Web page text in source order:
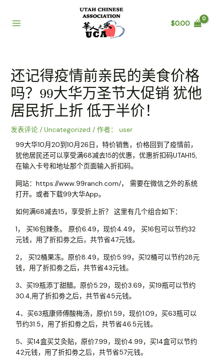
$0.00
还记得疫情前亲民的美食价格
吗？99大华万圣节大促销 犹他
居民折上折 低于半价！
发表评论 / Uncategorized / 作者：
user
99大华10月20到10月26日，特价销售，价格回到了疫情前，
犹他居民还可以享受满68减去15的优惠，优惠折扣码UTAH15,
在输入卡号和地址那个页面输入折扣码。
网站：https://www.99ranch.com/， 需要在微信之外的系统
打开。或者下载99大华App。
如何满68减去15，享受折上折？ 这里有几个组合如下：
1， 买16包辣条。 原价6.49，现价4.49， 买16包可以节约32
元钱，用了折扣劵之后，共节省47元钱。
2， 买12桶果冻。原价8.49，现价5.99，买12桶可以节约28元
钱，用了折扣劵之后，共节省43元钱。
3、买19瓶添丁甜醋。原价5.29，现价3.69，买19瓶可以节约
30.4,用了折扣劵之后，共节省45元钱。
4、买63瓶康师傅酸梅汤，原价1.59，现价1.09，买63瓶可以
节约31.5，用了折扣劵之后，共节省46.5元钱。
5、买14盒买艾灸贴，原价7.99，现价4.99，买14盒可以节约
42元钱，用了折扣劵之后，共节省57元钱。